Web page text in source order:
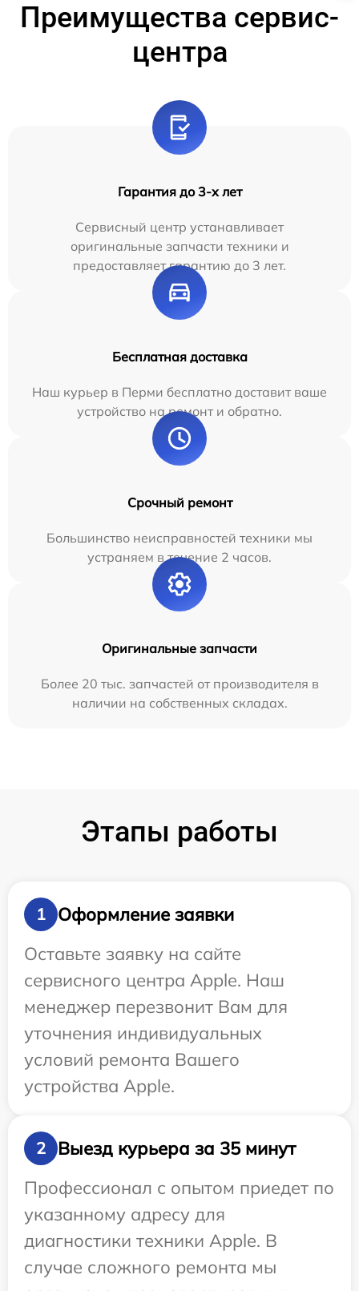
Преимущества сервис-
центра
Гарантия до 3-х лет
Сервисный центр устанавливает
оригинальные запчасти техники и
предоставляет гарантию до 3 лет.
Бесплатная доставка
Наш курьер в Перми бесплатно доставит ваше
устройство на ремонт и обратно.
Срочный ремонт
Большинство неисправностей техники мы
устраняем в течение 2 часов.
Оригинальные запчасти
Более 20 тыс. запчастей от производителя в
наличии на собственных складах.
Этапы работы
1
Оформление заявки
Оставьте заявку на сайте
сервисного центра Apple. Наш
менеджер перезвонит Вам для
уточнения индивидуальных
условий ремонта Вашего
устройства Apple.
2
Выезд курьера за 35 минут
Профессионал с опытом приедет по
указанному адресу для
диагностики техники Apple. В
случае сложного ремонта мы